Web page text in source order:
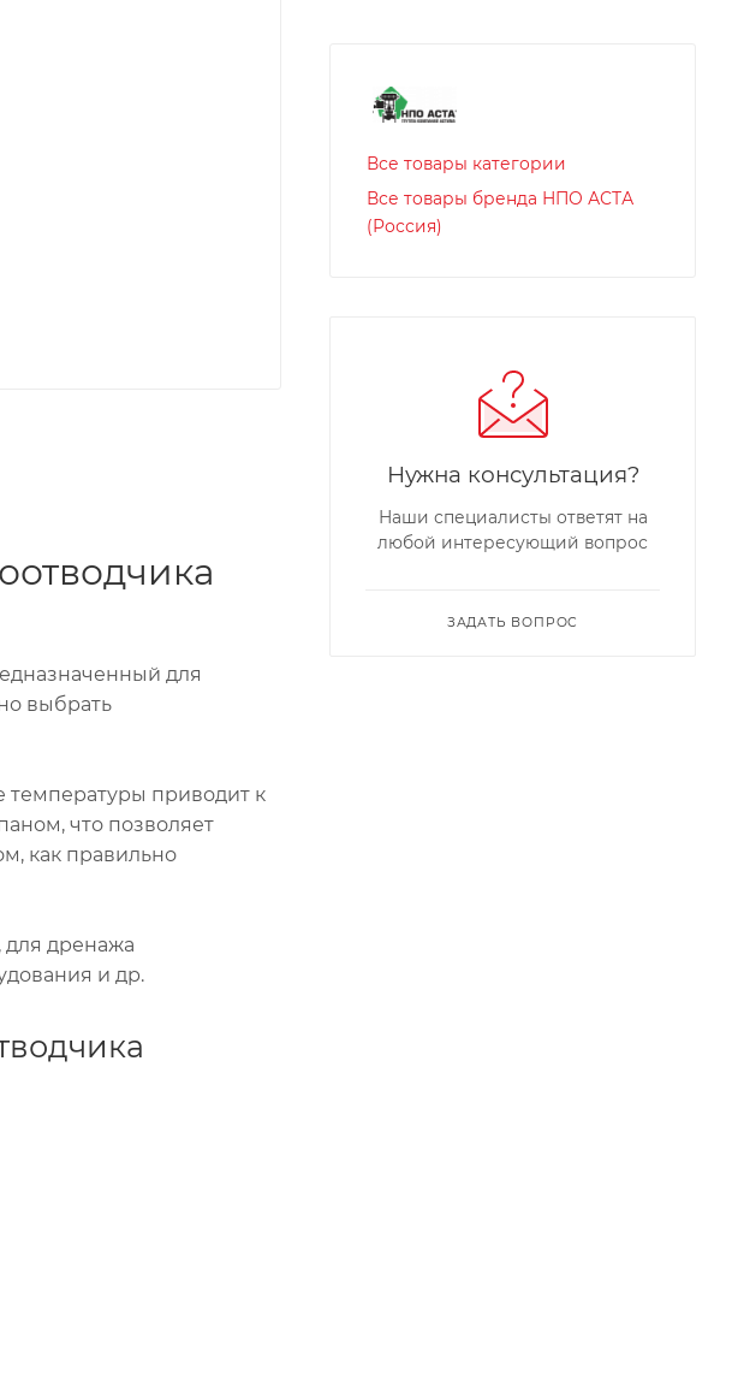
для
выбрать
температуры приводит к
что позволяет
как правильно
для дренажа
и др.
Все товары категории
Все товары бренда НПО АСТА
(Россия)
Нужна консультация?
Наши специалисты ответят на
любой интересующий вопрос
ЗАДАТЬ ВОПРОС